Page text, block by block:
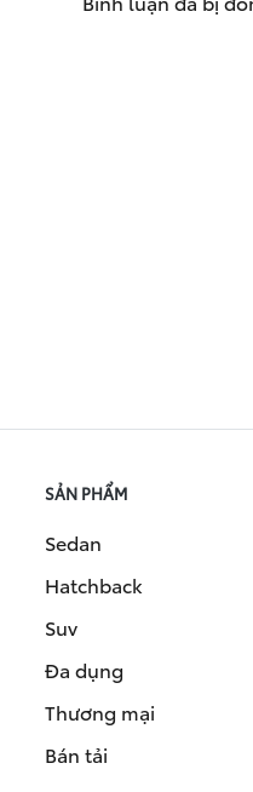
SẢN PHẨM
Sedan
Hatchback
Suv
Đa dụng
Thương mại
Bán tải